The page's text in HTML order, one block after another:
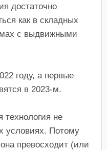
достаточно
как в складных
с выдвижными
году, а первые
в 2023-м.
технология не
условиях. Потому
превосходит (или